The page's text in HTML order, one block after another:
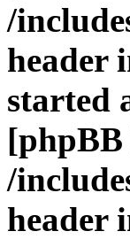
/
header
started
[phpBB
/
header